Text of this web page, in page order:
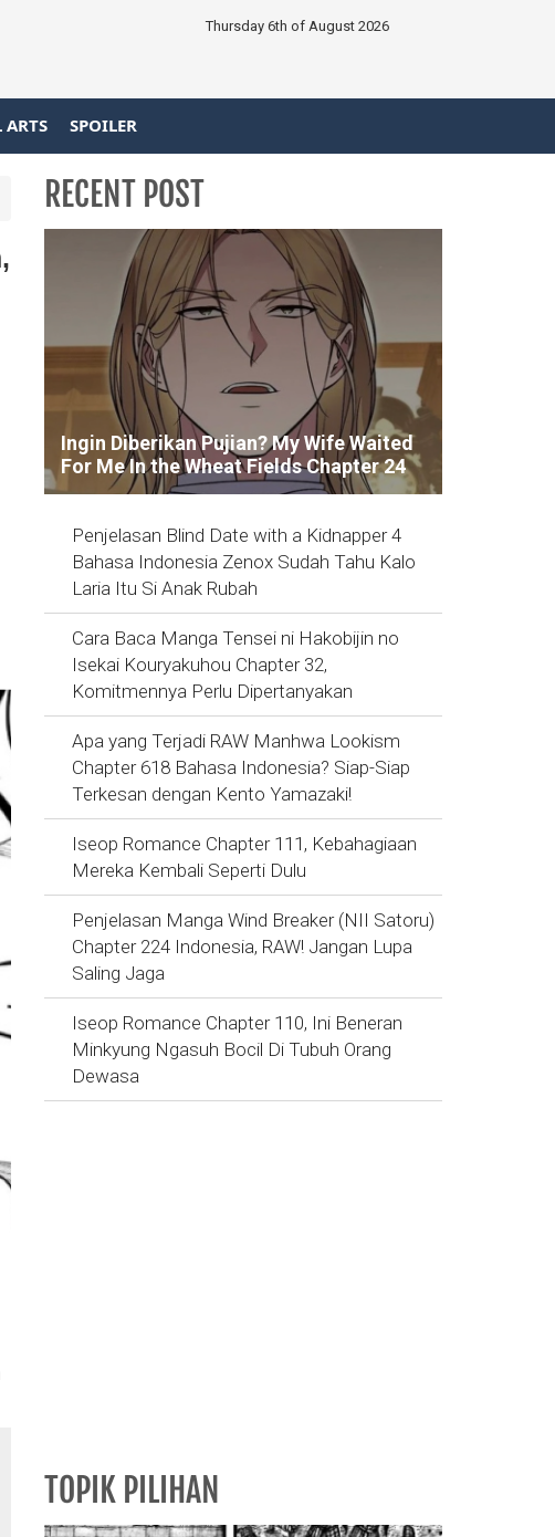
Thursday 6th of August 2026
SPOILER
RECENT POST
Ingin Diberikan Pujian? My Wife Waited
For Me In the Wheat Fields Chapter 24
Penjelasan Blind Date with a Kidnapper 4
Bahasa Indonesia Zenox Sudah Tahu Kalo
Laria Itu Si Anak Rubah
Cara Baca Manga Tensei ni Hakobijin no
Isekai Kouryakuhou Chapter 32,
Komitmennya Perlu Dipertanyakan
Apa yang Terjadi RAW Manhwa Lookism
Chapter 618 Bahasa Indonesia? Siap-Siap
Terkesan dengan Kento Yamazaki!
Iseop Romance Chapter 111, Kebahagiaan
Mereka Kembali Seperti Dulu
Penjelasan Manga Wind Breaker (NII Satoru)
Chapter 224 Indonesia, RAW! Jangan Lupa
Saling Jaga
Iseop Romance Chapter 110, Ini Beneran
Minkyung Ngasuh Bocil Di Tubuh Orang
Dewasa
TOPIK PILIHAN